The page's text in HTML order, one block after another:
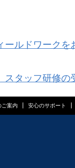
ールドワークを
スタッフ研修の
ご案内 安心のサポート